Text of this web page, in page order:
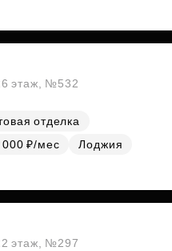
этаж, №532
отделка
000 ₽/мес
Лоджия
этаж, №297